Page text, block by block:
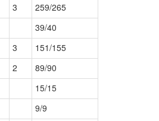
3
259/265
39/40
3
151/155
2
89/90
15/15
9/9